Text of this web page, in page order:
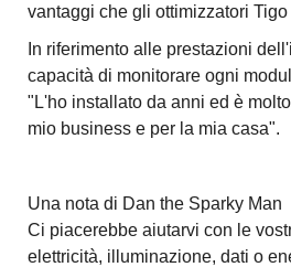
vantaggi che gli ottimizzatori Tigo
In riferimento alle prestazioni
capacità di monitorare ogni
"L'ho installato da anni ed è
mio business e per la mia casa".
Una nota di Dan the Sparky Man
Ci piacerebbe aiutarvi con le
elettricità, illuminazione, dati o